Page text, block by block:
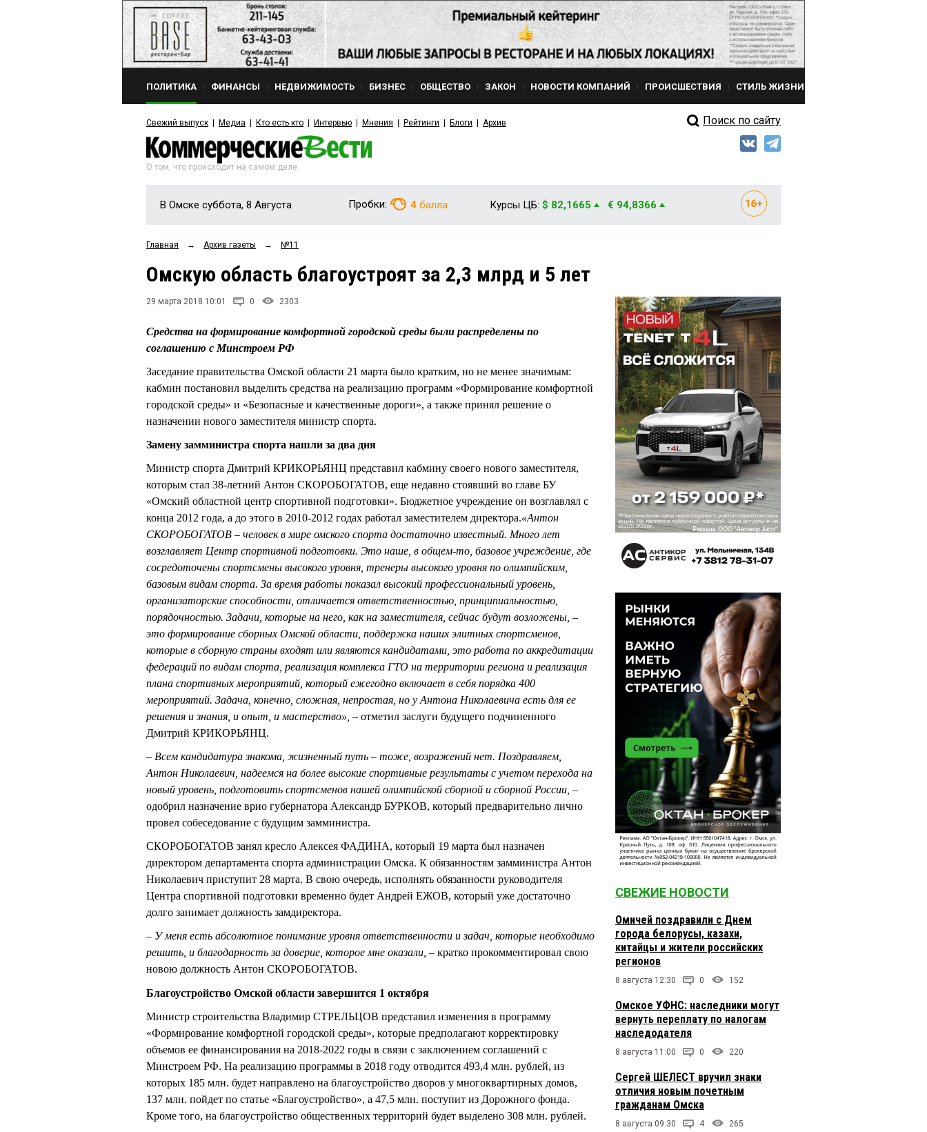
ПОЛИТИКА ФИНАНСЫ НЕДВИЖИМОСТЬ БИЗНЕС ОБЩЕСТВО ЗАКОН НОВОСТИ КОМПАНИЙ ПРОИСШЕСТВИЯ СТИЛЬ ЖИЗНИ
Свежий выпуск Медиа Кто есть кто Интервью Мнения Рейтинги Блоги Архив Поиск по сайту
О том, что происходит на самом деле
В Омске суббота, 8 Августа Пробки: 4 балла Курсы ЦБ: $ 82,1665 € 94,8366
Главная → Архив газеты → №11
Омскую область благоустроят за 2,3 млрд и 5 лет
29 марта 2018 10:01 0 2303
Средства на формирование комфортной городской среды были распределены по
соглашению с Минстроем РФ
Заседание правительства Омской области 21 марта было кратким, но не менее значимым:
кабмин постановил выделить средства на реализацию программ «Формирование комфортной
городской среды» и «Безопасные и качественные дороги», а также принял решение о
назначении нового заместителя министр спорта.
Замену замминистра спорта нашли за два дня
Министр спорта Дмитрий КРИКОРЬЯНЦ представил кабмину своего нового заместителя,
которым стал 38-летний Антон СКОРОБОГАТОВ, еще недавно стоявший во главе БУ
«Омский областной центр спортивной подготовки». Бюджетное учреждение он возглавлял с
конца 2012 года, а до этого в 2010-2012 годах работал заместителем директора.«Антон
СКОРОБОГАТОВ – человек в мире омского спорта достаточно известный. Много лет
возглавляет Центр спортивной подготовки. Это наше, в общем-то, базовое учреждение, где
сосредоточены спортсмены высокого уровня, тренеры высокого уровня по олимпийским,
базовым видам спорта. За время работы показал высокий профессиональный уровень,
организаторские способности, отличается ответственностью, принципиальностью,
порядочностью. Задачи, которые на него, как на заместителя, сейчас будут возложены, –
это формирование сборных Омской области, поддержка наших элитных спортсменов,
которые в сборную страны входят или являются кандидатами, это работа по аккредитации
федераций по видам спорта, реализация комплекса ГТО на территории региона и реализация
плана спортивных мероприятий, который ежегодно включает в себя порядка 400
мероприятий. Задача, конечно, сложная, непростая, но у Антона Николаевича есть для ее
решения и знания, и опыт, и мастерство», – отметил заслуги будущего подчиненного
Дмитрий КРИКОРЬЯНЦ.
– Всем кандидатура знакома, жизненный путь – тоже, возражений нет. Поздравляем,
Антон Николаевич, надеемся на более высокие спортивные результаты с учетом перехода на
новый уровень, подготовить спортсменов нашей олимпийской сборной и сборной России, –
одобрил назначение врио губернатора Александр БУРКОВ, который предварительно лично
провел собеседование с будущим замминистра.
СКОРОБОГАТОВ занял кресло Алексея ФАДИНА, который 19 марта был назначен
директором департамента спорта администрации Омска. К обязанностям замминистра Антон
Николаевич приступит 28 марта. В свою очередь, исполнять обязанности руководителя
Центра спортивной подготовки временно будет Андрей ЕЖОВ, который уже достаточно
долго занимает должность замдиректора.
– У меня есть абсолютное понимание уровня ответственности и задач, которые необходимо
решить, и благодарность за доверие, которое мне оказали, – кратко прокомментировал свою
новою должность Антон СКОРОБОГАТОВ.
Благоустройство Омской области завершится 1 октября
Министр строительства Владимир СТРЕЛЬЦОВ представил изменения в программу
«Формирование комфортной городской среды», которые предполагают корректировку
объемов ее финансирования на 2018-2022 годы в связи с заключением соглашений с
Минстроем РФ. На реализацию программы в 2018 году отводится 493,4 млн. рублей, из
которых 185 млн. будет направлено на благоустройство дворов у многоквартирных домов,
137 млн. пойдет по статье «Благоустройство», а 47,5 млн. поступит из Дорожного фонда.
Кроме того, на благоустройство общественных территорий будет выделено 308 млн. рублей.
СВЕЖИЕ НОВОСТИ
Омичей поздравили с Днем
города белорусы, казахи,
китайцы и жители российских
регионов
8 августа 12:30 0 152
Омское УФНС: наследники могут
вернуть переплату по налогам
наследодателя
8 августа 11:00 0 220
Сергей ШЕЛЕСТ вручил знаки
отличия новым почетным
гражданам Омска
8 августа 09:30 4 265